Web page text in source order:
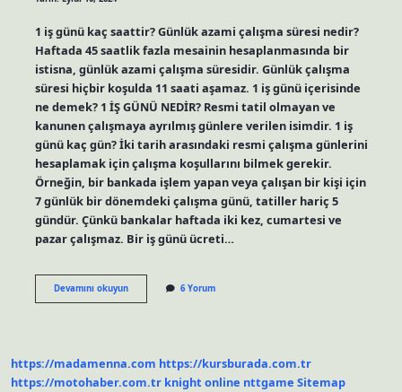
1 iş günü kaç saattir? Günlük azami çalışma süresi nedir?
Haftada 45 saatlik fazla mesainin hesaplanmasında bir
istisna, günlük azami çalışma süresidir. Günlük çalışma
süresi hiçbir koşulda 11 saati aşamaz. 1 iş günü içerisinde
ne demek? 1 İŞ GÜNÜ NEDİR? Resmi tatil olmayan ve
kanunen çalışmaya ayrılmış günlere verilen isimdir. 1 iş
günü kaç gün? İki tarih arasındaki resmi çalışma günlerini
hesaplamak için çalışma koşullarını bilmek gerekir.
Örneğin, bir bankada işlem yapan veya çalışan bir kişi için
7 günlük bir dönemdeki çalışma günü, tatiller hariç 5
gündür. Çünkü bankalar haftada iki kez, cumartesi ve
pazar çalışmaz. Bir iş günü ücreti…
Devamını okuyun1
Iş
6 Yorum
https://madamenna.com https://kursburada.com.tr
https://motohaber.com.tr knight online nttgame Sitemap